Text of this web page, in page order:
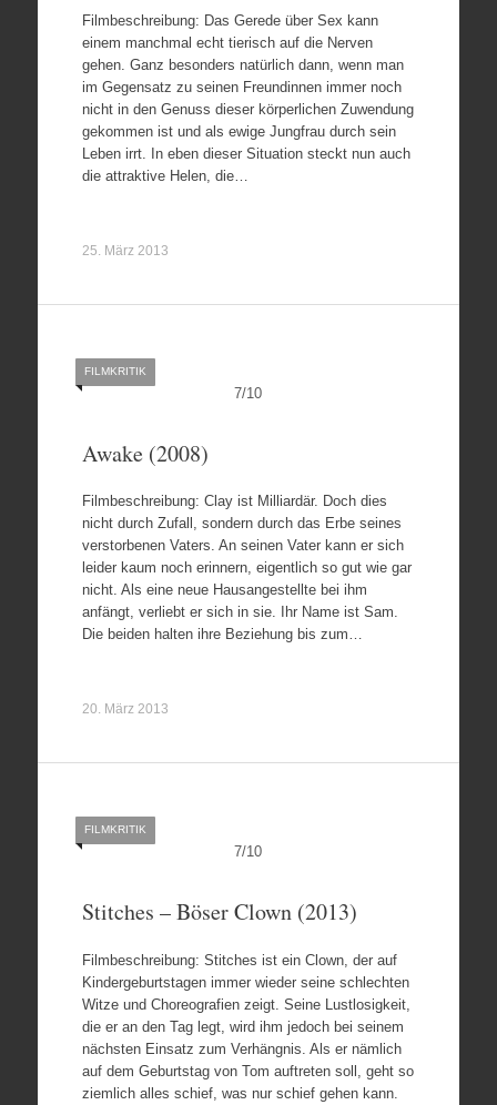
Filmbeschreibung: Das Gerede über Sex kann
einem manchmal echt tierisch auf die Nerven
gehen. Ganz besonders natürlich dann, wenn man
im Gegensatz zu seinen Freundinnen immer noch
nicht in den Genuss dieser körperlichen Zuwendung
gekommen ist und als ewige Jungfrau durch sein
Leben irrt. In eben dieser Situation steckt nun auch
die attraktive Helen, die…
25. März 2013
7/10
FILMKRITIK
Awake (2008)
Filmbeschreibung: Clay ist Milliardär. Doch dies
nicht durch Zufall, sondern durch das Erbe seines
verstorbenen Vaters. An seinen Vater kann er sich
leider kaum noch erinnern, eigentlich so gut wie gar
nicht. Als eine neue Hausangestellte bei ihm
anfängt, verliebt er sich in sie. Ihr Name ist Sam.
Die beiden halten ihre Beziehung bis zum…
20. März 2013
7/10
FILMKRITIK
Stitches – Böser Clown (2013)
Filmbeschreibung: Stitches ist ein Clown, der auf
Kindergeburtstagen immer wieder seine schlechten
Witze und Choreografien zeigt. Seine Lustlosigkeit,
die er an den Tag legt, wird ihm jedoch bei seinem
nächsten Einsatz zum Verhängnis. Als er nämlich
auf dem Geburtstag von Tom auftreten soll, geht so
ziemlich alles schief, was nur schief gehen kann.